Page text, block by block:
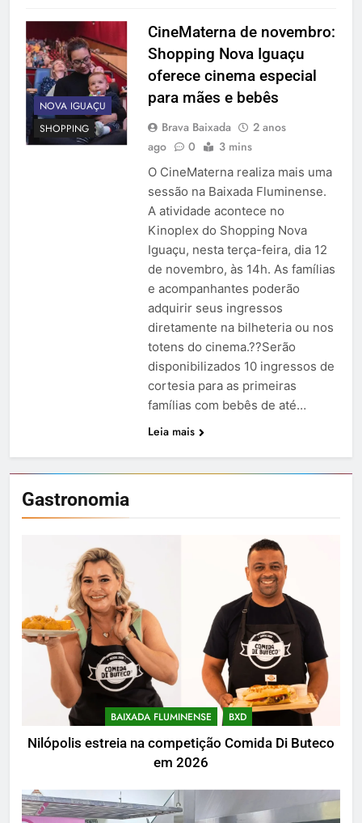
Gastronomia
BAIXADA FLUMINENSE BXD
Nilópolis estreia na competição Comida Di Buteco
em 2026
NOVA IGUAÇU
SHOPPING
CineMaterna de novembro:
Shopping Nova Iguaçu
oferece cinema especial
para mães e bebês
Brava Baixada
2 anos
ago
0 3 mins
O CineMaterna realiza mais uma
sessão na Baixada Fluminense.
A atividade acontece no
Kinoplex do Shopping Nova
Iguaçu, nesta terça-feira, dia 12
de novembro, às 14h. As famílias
e acompanhantes poderão
adquirir seus ingressos
diretamente na bilheteria ou nos
totens do cinema.??Serão
disponibilizados 10 ingressos de
cortesia para as primeiras
famílias com bebês de até…
Leia mais